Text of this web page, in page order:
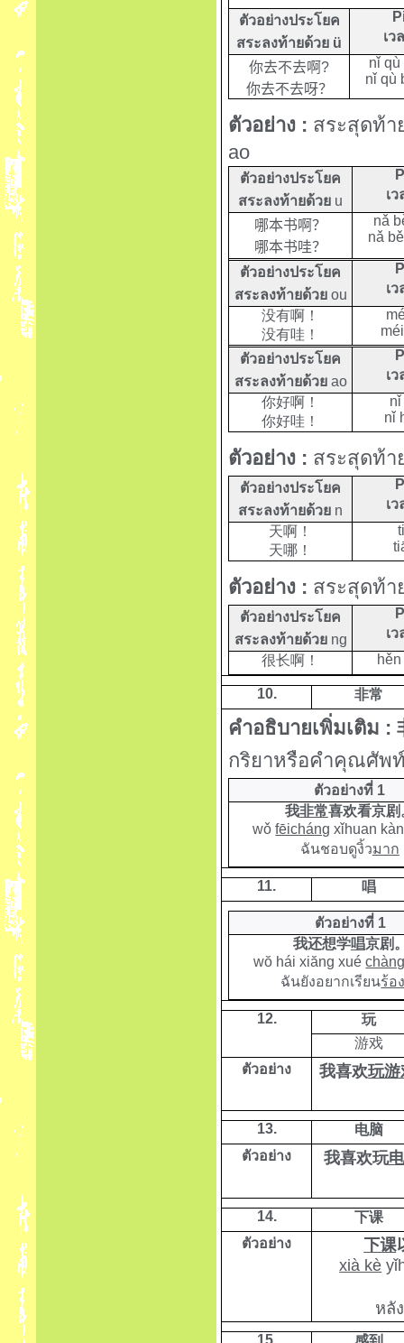
ตัวอย่างประโยค
สระลงท้ายด้วย ü
เว
你去不去啊 ?
你去不去呀？
nǐ qù
nǐ qù
ตัวอย่าง : สระสุดท้า
ao
ตัวอย่างประโยค
สระลงท้ายด้วย u
เ
哪本书啊？
哪本书哇？
nǎ
nǎ
ตัวอย่างประโยค
สระลงท้ายด้วย ou
เ
没有啊！
没有哇！
ตัวอย่างประโยค
สระลงท้ายด้วย ao
เ
你好啊！
你好哇！
nǐ
nǐ
ตัวอย่าง : สระสุดท้า
ตัวอย่างประโยค
สระลงท้ายด้วย n
เ
天啊！
天哪！
ตัวอย่าง : สระสุดท้า
ตัวอย่างประโยค
สระลงท้ายด้วย ng
เ
很长啊！
10. 非常
คำอธิบายเพิ่มเติม :
กริยาหรือคำคุณศัพ
ตัวอย่างที่ 1
我非常喜欢看京剧
wǒfēicháng xǐhuan
ฉันชอบดูงิ้วมาก
11. 唱
ตัวอย่างที่ 1
我还想学唱京剧
wŏ hái xiăng xué
ฉันยังอยากเรียนร้อ
12.
玩
游戏
ตัวอย่าง
我喜欢玩游
13.
电脑
ตัวอย่าง
我喜欢玩
14.
下课
ตัวอย่าง
下课
xià kè
หลัง
15.